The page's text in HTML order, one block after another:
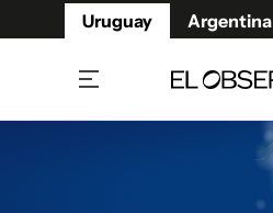
Uruguay Argentina